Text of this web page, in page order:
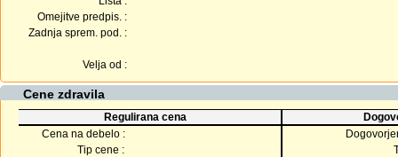
Omejitve predpis. :
Zadnja sprem. pod. :
Velja od :
Cene zdravila
Regulirana cena
Cena na debelo :
Tip cene :